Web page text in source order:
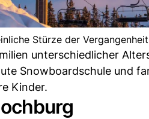
Stürze der
unterschiedlicher
Snowboardschule und
Kinder.